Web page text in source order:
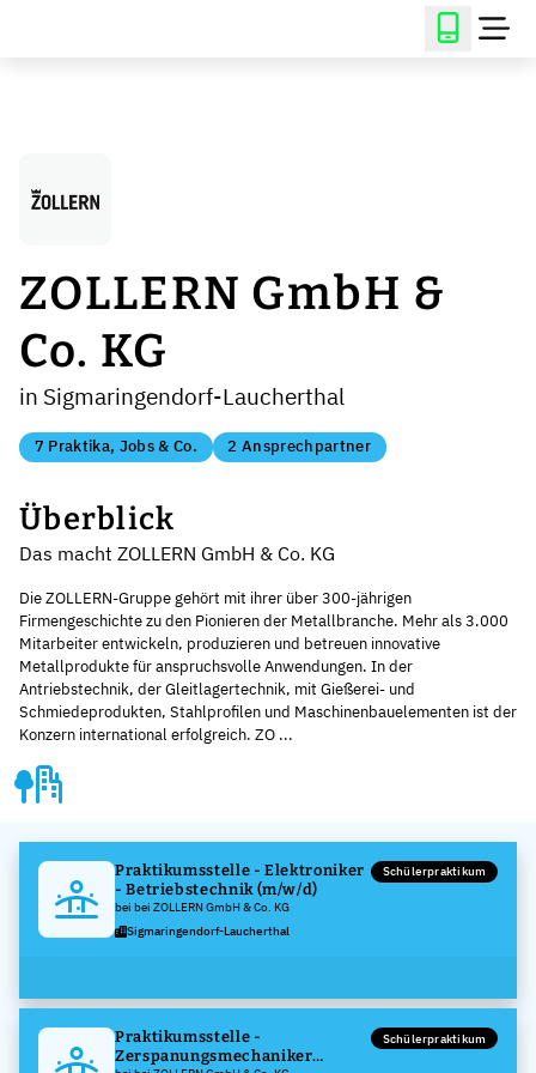
ZOLLERN GmbH &
Co. KG
in Sigmaringendorf-Laucherthal
7 Praktika, Jobs & Co. 2 Ansprechpartner
Überblick
Das macht ZOLLERN GmbH & Co. KG
Die ZOLLERN-Gruppe gehört mit ihrer über 300-jährigen
Firmengeschichte zu den Pionieren der Metallbranche. Mehr als 3.000
Mitarbeiter entwickeln, produzieren und betreuen innovative
Metallprodukte für anspruchsvolle Anwendungen. In der
Antriebstechnik, der Gleitlagertechnik, mit Gießerei- und
Schmiedeprodukten, Stahlprofilen und Maschinenbauelementen ist der
Konzern international erfolgreich. ZO ...
Praktikumsstelle - Elektroniker
- Betriebstechnik (m/w/d)
bei bei ZOLLERN GmbH & Co. KG
Schülerpraktikum
Sigmaringendorf-Laucherthal
Praktikumsstelle -
Zerspanungsmechaniker
Schülerpraktikum